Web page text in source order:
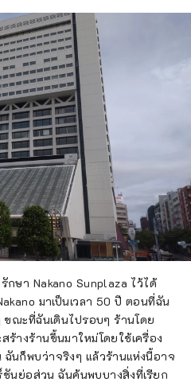
ระมาณ 120 ประเทศ
กษา Nakano Sunplaza ไว้ได้
มาเป็นเวลา 50 ปี ตอนที่ฉัน
ขณะที่ฉันเดินไปรอบๆ ร้านโดย
ร้างร้านขึ้นมาใหม่โดยใช้เครื่อง
นก็พบว่าจริงๆ แล้วร้านแห่งนี้อาจ
ชันย่อส่วน ฉันค้นพบบางสิ่งที่เรียก